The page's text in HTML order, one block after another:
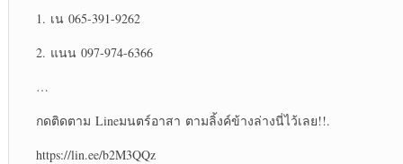
1. เน065-391-9262
2. แนน097-974-6366
…
กดติดตาม Lineมนตร์อาสา ตามลิ้งค์ข้างล่างนี่ไว้เลย!!.
https://lin.ee/b2M3QQz